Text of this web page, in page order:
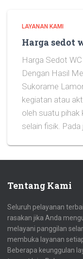
LAYANAN KAMI
Harga sedot
Harga Sedot
Dengan Hasil
Sukorame
kegiatan atau
oleh suatu pihak
selain fisik. Pada
Tentang Kami
Seluruh pelayanan
rasakan jika Anda
melayani panggilan
membuka layanan
Beberapa keunggulan